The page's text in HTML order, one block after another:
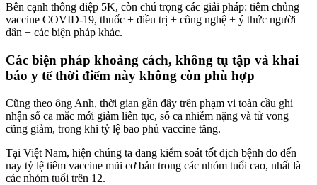
Bên cạnh thông điệp 5K, còn chú trọng các giải pháp: tiêm chủng
vaccine COVID-19, thuốc + điều trị + công nghệ + ý thức người
dân + các biện pháp khác.
Các biện pháp khoảng cách, không tụ tập và khai
báo y tế thời điểm này không còn phù hợp
Cũng theo ông Anh, thời gian gần đây trên phạm vi toàn cầu ghi
nhận số ca mắc mới giảm liên tục, số ca nhiễm nặng và tử vong
cũng giảm, trong khi tỷ lệ bao phủ vaccine tăng.
Tại Việt Nam, hiện chúng ta đang kiểm soát tốt dịch bệnh do đến
nay tỷ lệ tiêm vaccine mũi cơ bản trong các nhóm tuổi cao, nhất là
các nhóm tuổi trên 12.